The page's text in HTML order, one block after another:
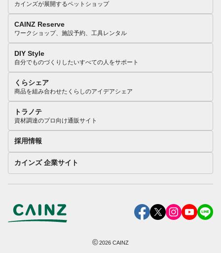
カインズが展開するペットショップ
CAINZ Reserve
ワークショップ、施設予約、工具レンタル
DIY Style
自分でものづくりしたいすべての人をサポート
くらシェア
商品を組み合わせたくらしのアイデアシェア
トラノテ
資材調達のプロ向け通販サイト
採用情報
カインズ 企業サイト
©2026 CAINZ